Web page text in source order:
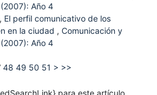
Año 4
El perfil comunicativo de los
en la ciudad , Comunicación y
Año 4
48 49 50 51 > >>
para este artículo.